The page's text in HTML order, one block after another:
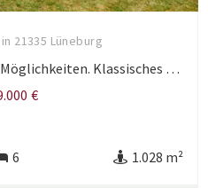
21335 Lüneburg
Wertvolle Lage, vielfältige Möglichkeiten. Klassisches Rotklinkerhaus.
€
6 1.028 m²